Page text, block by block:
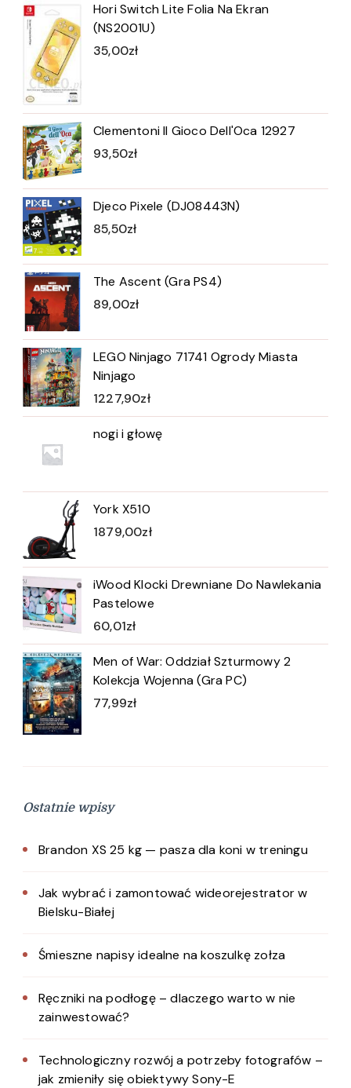
Hori Switch Lite Folia Na Ekran
(NS2001U)
35,00zł
Clementoni Il Gioco Dell'Oca 12927
93,50zł
Djeco Pixele (DJ08443N)
85,50zł
The Ascent (Gra PS4)
89,00zł
LEGO Ninjago 71741 Ogrody Miasta
Ninjago
1227,90zł
nogi i głowę
York X510
1879,00zł
iWood Klocki Drewniane Do Nawlekania
Pastelowe
60,01zł
Men of War: Oddział Szturmowy 2
Kolekcja Wojenna (Gra PC)
77,99zł
Ostatnie wpisy
Brandon XS 25 kg — pasza dla koni w treningu
Jak wybrać i zamontować wideorejestrator w
Bielsku-Białej
Śmieszne napisy idealne na koszulkę zołza
Ręczniki na podłogę – dlaczego warto w nie
zainwestować?
Technologiczny rozwój a potrzeby fotografów –
jak zmieniły się obiektywy Sony-E